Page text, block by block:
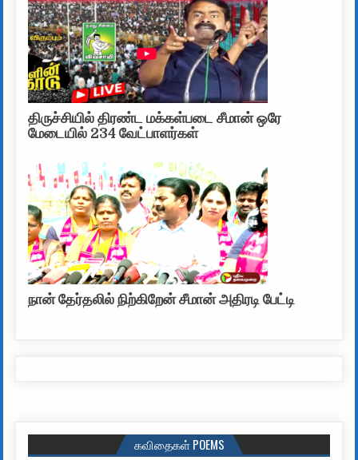
திருச்சியில் திரண்ட மக்கள்படை சீமான் ஒரே
மேடையில் 234 வேட்பாளர்கள்
நான் தேர்தலில் நிற்கிறேன் சீமான் அதிரடி பேட்டி
கவிதைகள் POEMS